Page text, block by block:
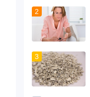
2
3